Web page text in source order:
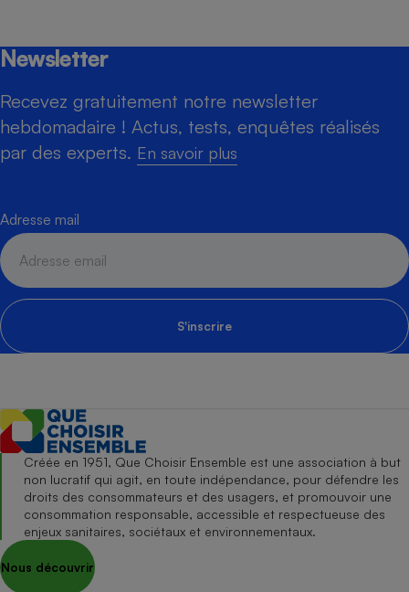
Newsletter
Recevez gratuitement notre newsletter
hebdomadaire ! Actus, tests, enquêtes réalisés
par des experts. En savoir plus
Adresse mail
S'inscrire
Créée en 1951, Que Choisir Ensemble est une association à but
non lucratif qui agit, en toute indépendance, pour défendre les
droits des consommateurs et des usagers, et promouvoir une
consommation responsable, accessible et respectueuse des
enjeux sanitaires, sociétaux et environnementaux.
Nous découvrir